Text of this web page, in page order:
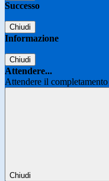
Successo
Chiudi
Informazione
Chiudi
Attendere...
Attendere il
Chiudi